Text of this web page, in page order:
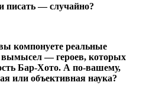
писать — случайно?
компонуете реальные
вымысел — героев, которых
Бар-Хото. А по-вашему,
или объективная наука?